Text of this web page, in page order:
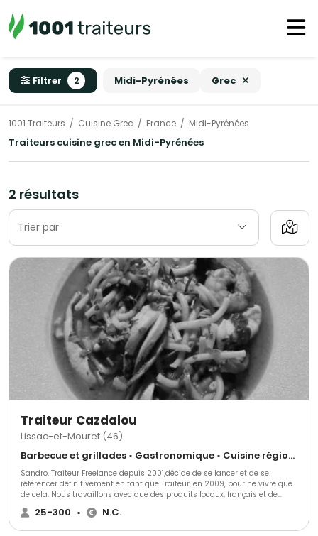
Filtrer 2 Midi-Pyrénées Grec
1001 Traiteurs Cuisine Grec France Midi-Pyrénées
Traiteurs cuisine grec en Midi-Pyrénées
2 résultats
Trier par
Traiteur Cazdalou
Lissac-et-Mouret (46)
Barbecue et grillades • Gastronomique • Cuisine régionale
Sandro, Traiteur Freelance depuis 2001,décide de se lancer et de se
référencer définitivement en tant que Traiteur, en 2009, pour ne vivre que
de cela. Nous travaillons avec que des produits locaux, français et de
saison tout au long de l'année. Nos produits proviennent des alentours,
nous ne proposons que des produits locaux.
25-300 • N.C.